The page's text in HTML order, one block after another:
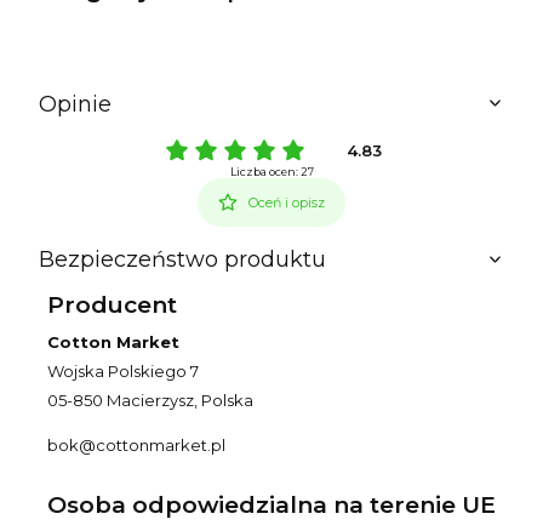
Opinie
4.83
Liczba ocen: 27
Oceń i opisz
Bezpieczeństwo produktu
Producent
Cotton Market
Wojska Polskiego 7
05-850 Macierzysz, Polska
bok@cottonmarket.pl
Osoba odpowiedzialna na terenie UE